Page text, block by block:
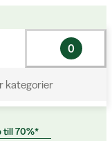
kategorier
0
till 70%*